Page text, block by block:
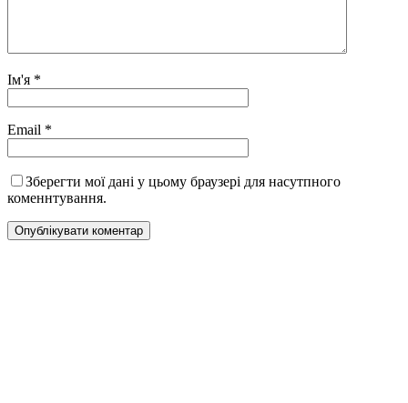
Ім'я *
Email *
Зберегти мої дані у цьому браузері для насутпного
коменнтування.